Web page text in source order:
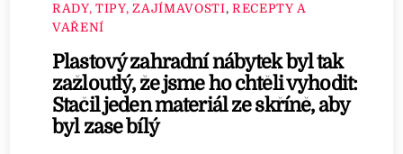
RADY, TIPY, ZAJÍMAVOSTI, RECEPTY A
VAŘENÍ
Plastový zahradní nábytek byl tak
zažloutlý, že jsme ho chtěli vyhodit:
Stačil jeden materiál ze skříně, aby
byl zase bílý